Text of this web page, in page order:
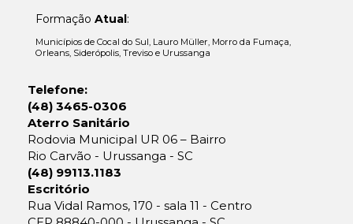
Formação Atual:
Municípios de Cocal do Sul, Lauro Müller, Morro da Fumaça,
Orleans, Siderópolis, Treviso e Urussanga
Telefone:
(48) 3465-0306
Aterro Sanitário
Rodovia Municipal UR 06 – Bairro
Rio Carvão - Urussanga - SC
(48) 99113.1183
Escritório
Rua Vidal Ramos, 170 - sala 11 - Centro